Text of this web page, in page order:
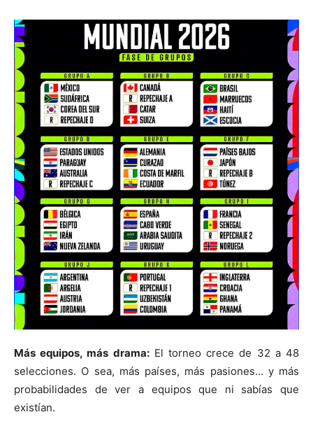
Más equipos, más drama:El torneo crece de 32 a 48
selecciones. O sea, más países, más pasiones… y más
probabilidades de ver a equipos que ni sabías que
existían.